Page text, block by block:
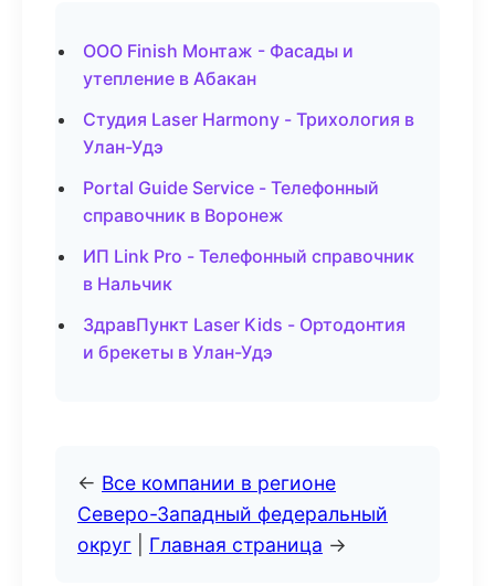
ООО Finish Монтаж - Фасады и
утепление в Абакан
Студия Laser Harmony - Трихология в
Улан-Удэ
Portal Guide Service - Телефонный
справочник в Воронеж
ИП Link Pro - Телефонный справочник
в Нальчик
ЗдравПункт Laser Kids - Ортодонтия
и брекеты в Улан-Удэ
← Все компании в регионе
Северо-Западный федеральный
округ
Главная страница →